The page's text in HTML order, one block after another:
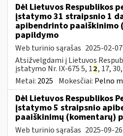
Dėl Lietuvos Respublikos
įstatymo 31 straipsnio 1
apibendrinto paaiškinimo
papildymo
Web turinio sąrašas 2025-02-07
Atsižvelgdami į Lietuvos
įstatymo Nr. IX-675 5, 12, 17,
Metai: 2025 Mokesčiai: Pelno
Dėl Lietuvos Respublikos
įstatymo 5 straipsnio
paaiškinimų (komentarų)
Web turinio sąrašas 2025-09-26